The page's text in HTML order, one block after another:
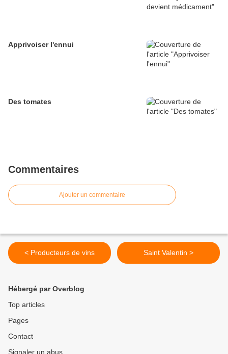
Apprivoiser l'ennui
Des tomates
Commentaires
Ajouter un commentaire
< Producteurs de vins Saint Valentin >
Hébergé par Overblog
Top articles
Pages
Contact
Signaler un abus